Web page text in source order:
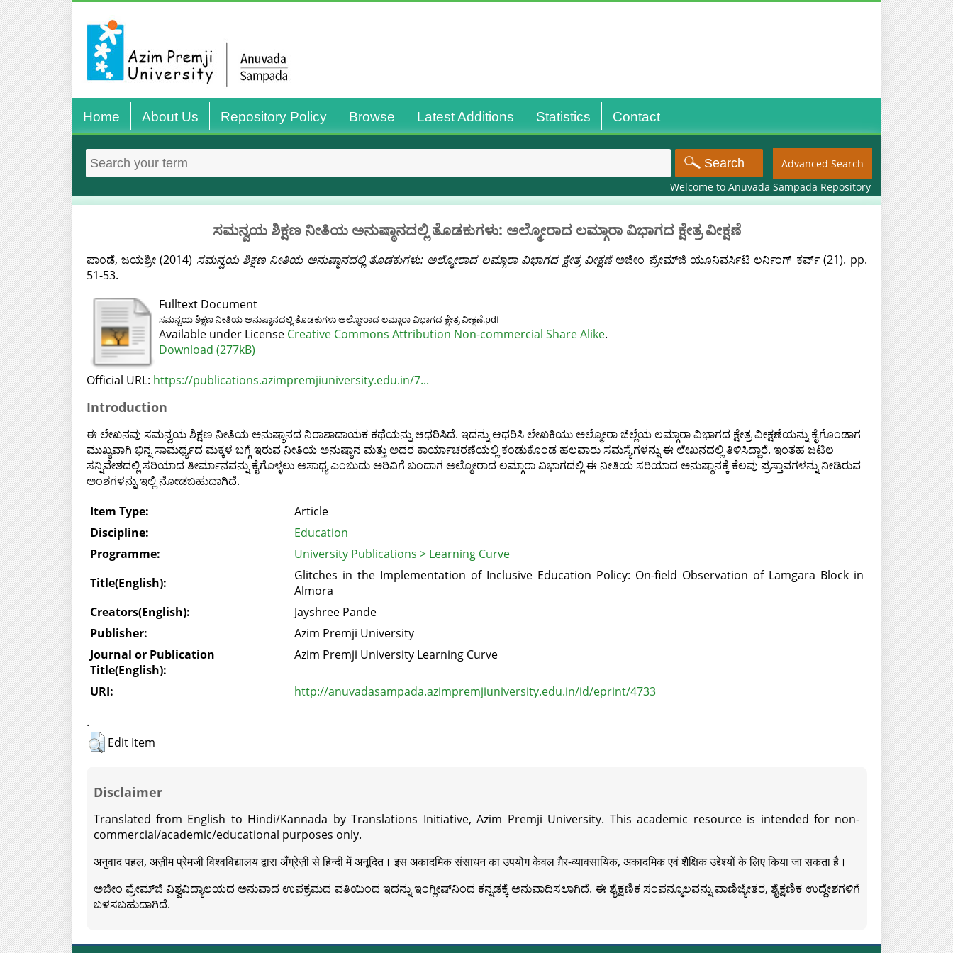
Home About Us Repository Policy Browse Latest Additions Statistics Contact
Advanced Search
Welcome to Anuvada Sampada Repository
ಸಮನ್ವಯ ಶಿಕ್ಷಣ ನೀತಿಯ ಅನುಷ್ಠಾನದಲ್ಲಿ ತೊಡಕುಗಳು: ಅಲ್ಮೋರಾದ ಲಮ್ಗಾರಾ ವಿಭಾಗದ ಕ್ಷೇತ್ರ ವೀಕ್ಷಣೆ
ಪಾಂಡೆ, ಜಯಶ್ರೀ(2014) ಸಮನ್ವಯ ಶಿಕ್ಷಣ ನೀತಿಯ ಅನುಷ್ಠಾನದಲ್ಲಿ ತೊಡಕುಗಳು: ಅಲ್ಮೋರಾದ ಲಮ್ಗಾರಾ ವಿಭಾಗದ ಕ್ಷೇತ್ರ ವೀಕ್ಷಣೆಅಜೀಂ ಪ್ರೇಮ್‌ಜಿ ಯೂನಿವರ್ಸಿಟಿ ಲರ್ನಿಂಗ್ ಕರ್ವ್ (21). pp.
51-53.
Fulltext Document
ಸಮನ್ವಯ ಶಿಕ್ಷಣ ನೀತಿಯ ಅನುಷ್ಠಾನದಲ್ಲಿ ತೊಡಕುಗಳು ಅಲ್ಮೋರಾದ ಲಮ್ಗಾರಾ ವಿಭಾಗದ ಕ್ಷೇತ್ರ ವೀಕ್ಷಣೆ.pdf
Available under License Creative Commons Attribution Non-commercial Share Alike.
Download (277kB)
Official URL: https://publications.azimpremjiuniversity.edu.in/7...
Introduction
ಈ ಲೇಖನವು ಸಮನ್ವಯ ಶಿಕ್ಷಣ ನೀತಿಯ ಅನುಷ್ಠಾನದ ನಿರಾಶಾದಾಯಕ ಕಥೆಯನ್ನು ಆಧರಿಸಿದೆ. ಇದನ್ನು ಆಧರಿಸಿ ಲೇಖಕಿಯು ಅಲ್ಮೋರಾ ಜಿಲ್ಲೆಯ ಲಮ್ಗಾರಾ ವಿಭಾಗದ ಕ್ಷೇತ್ರ ವೀಕ್ಷಣೆಯನ್ನು ಕೈಗೊಂಡಾಗ
ಮುಖ್ಯವಾಗಿ ಭಿನ್ನ ಸಾಮರ್ಥ್ಯದ ಮಕ್ಕಳ ಬಗ್ಗೆ ಇರುವ ನೀತಿಯ ಅನುಷ್ಠಾನ ಮತ್ತು ಅದರ ಕಾರ್ಯಾಚರಣೆಯಲ್ಲಿ ಕಂಡುಕೊಂಡ ಹಲವಾರು ಸಮಸ್ಯೆಗಳನ್ನು ಈ ಲೇಖನದಲ್ಲಿ ತಿಳಿಸಿದ್ದಾರೆ. ಇಂತಹ ಜಟಿಲ
ಸನ್ನಿವೇಶದಲ್ಲಿ ಸರಿಯಾದ ತೀರ್ಮಾನವನ್ನು ಕೈಗೊಳ್ಳಲು ಅಸಾಧ್ಯ ಎಂಬುದು ಅರಿವಿಗೆ ಬಂದಾಗ ಅಲ್ಮೋರಾದ ಲಮ್ಗಾರಾ ವಿಭಾಗದಲ್ಲಿ ಈ ನೀತಿಯ ಸರಿಯಾದ ಅನುಷ್ಠಾನಕ್ಕೆ ಕೆಲವು ಪ್ರಸ್ತಾವಗಳನ್ನು ನೀಡಿರುವ
ಅಂಶಗಳನ್ನು ಇಲ್ಲಿ ನೋಡಬಹುದಾಗಿದೆ.
Item Type:
Article
Discipline:
Education
Programme:
University Publications > Learning Curve
Title(English):
Glitches in the Implementation of Inclusive Education Policy: On-field Observation of Lamgara Block in
Almora
Creators(English):
Jayshree Pande
Publisher:
Azim Premji University
Journal or Publication
Title(English):
Azim Premji University Learning Curve
URI:
http://anuvadasampada.azimpremjiuniversity.edu.in/id/eprint/4733
.
Edit Item
Disclaimer
Translated from English to Hindi/Kannada by Translations Initiative, Azim Premji University. This academic resource is intended for non-
commercial/academic/educational purposes only.
अनुवाद पहल, अज़ीम प्रेमजी विश्वविद्यालय द्वारा अँग्रेज़ी से हिन्दी में अनूदित। इस अकादमिक संसाधन का उपयोग केवल ग़ैर-व्यावसायिक, अकादमिक एवं शैक्षिक उद्देश्यों के लिए किया जा सकता है।
ಅಜೀಂ ಪ್ರೇಮ್‍ಜಿ ವಿಶ್ವವಿದ್ಯಾಲಯದ ಅನುವಾದ ಉಪಕ್ರಮದ ವತಿಯಿಂದ ಇದನ್ನು ಇಂಗ್ಲೀಷ್‍ನಿಂದ ಕನ್ನಡಕ್ಕೆ ಅನುವಾದಿಸಲಾಗಿದೆ. ಈ ಶೈಕ್ಷಣಿಕ ಸಂಪನ್ಮೂಲವನ್ನು ವಾಣಿಜ್ಯೇತರ, ಶೈಕ್ಷಣಿಕ ಉದ್ದೇಶಗಳಿಗೆ
ಬಳಸಬಹುದಾಗಿದೆ.